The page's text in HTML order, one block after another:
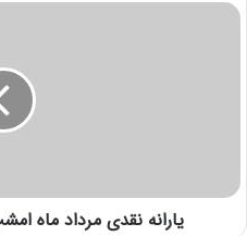
یارانه نقدی مرداد ماه